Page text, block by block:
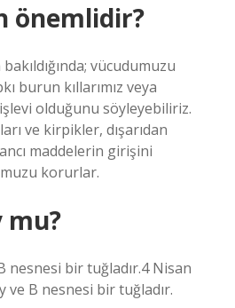
önemlidir?
bakıldığında; vücudumuzu
burun kıllarımız veya
olduğunu söyleyebiliriz.
ve kirpikler, dışarıdan
maddelerin girişini
korurlar.
mu?
nesnesi bir tuğladır.4 Nisan
ve B nesnesi bir tuğladır.